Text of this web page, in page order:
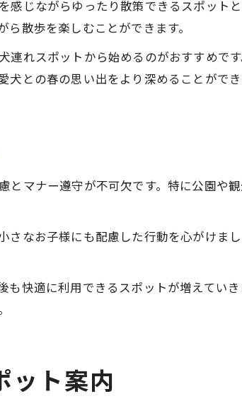
感じながらゆったり散策できるスポット
散歩を楽しむことができます。
れスポットから始めるのがおすすめで
との春の思い出をより深めることができ
マナー遵守が不可欠です。特に公園や
なお子様にも配慮した行動を心がけま
快適に利用できるスポットが増えてい
ット案内